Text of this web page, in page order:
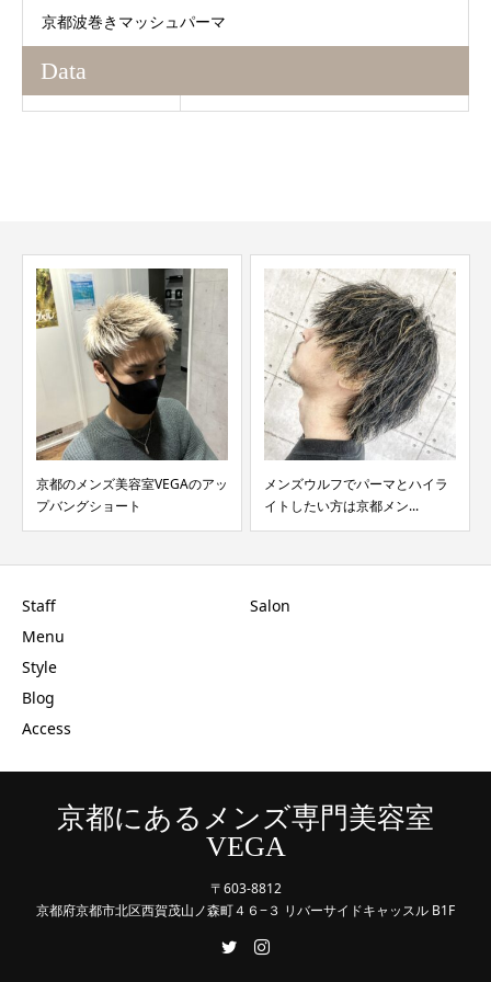
京都波巻きマッシュパーマ
Data
京都のメンズ美容室VEGAのアッ
プバングショート
メンズウルフでパーマとハイラ
イトしたい方は京都メン...
Staff
Menu
Style
Blog
Access
Salon
京都にあるメンズ専門美容室
VEGA
〒603-8812
京都府京都市北区西賀茂山ノ森町４６−３ リバーサイドキャッスル B1F